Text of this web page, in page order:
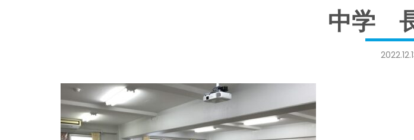
中学